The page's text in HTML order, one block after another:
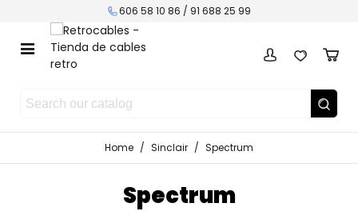
606 58 10 86 / 91 688 25 99
Home / Sinclair / Spectrum
Spectrum